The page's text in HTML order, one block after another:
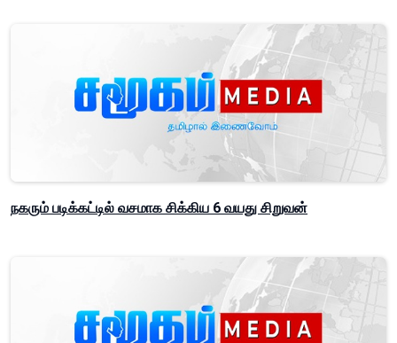
நகரும் படிக்கட்டில் வசமாக சிக்கிய 6 வயது சிறுவன்